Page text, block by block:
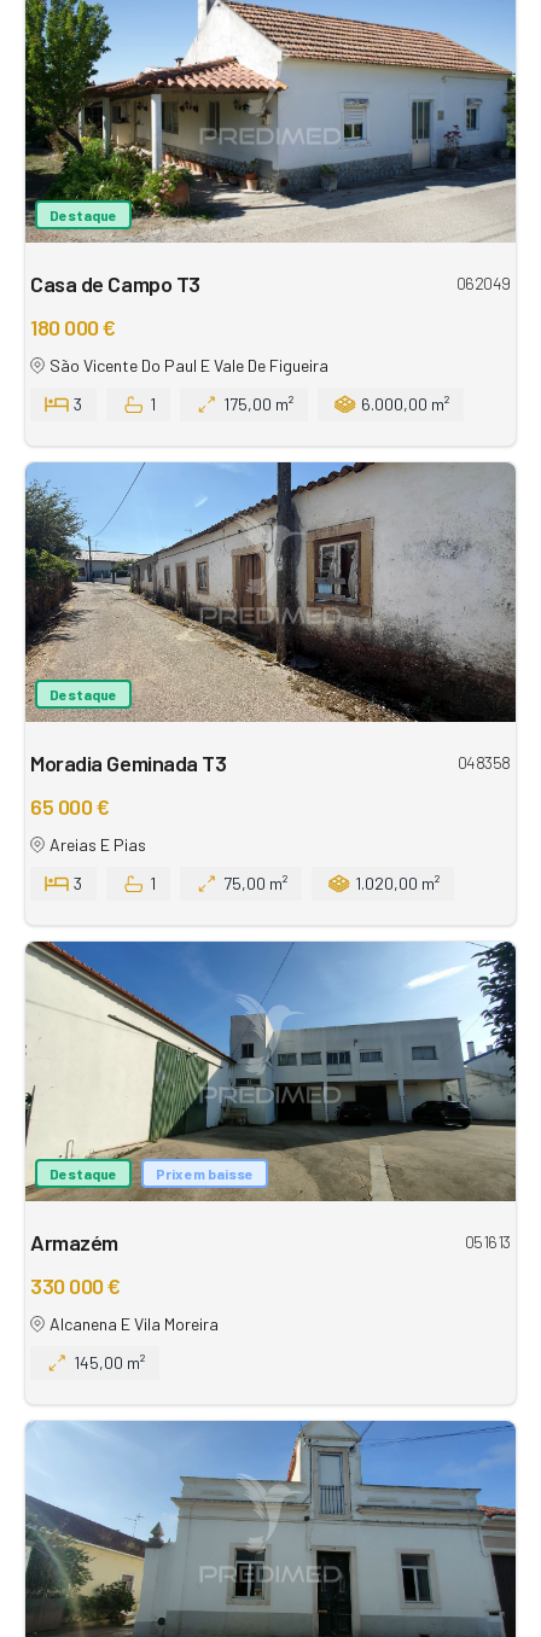
Destaque
Casa de Campo T3 062049
180 000 €
São Vicente Do Paul E Vale De Figueira
3
1 175,00 m² 6.000,00 m²
Destaque
Moradia Geminada T3 048358
65 000 €
Areias E Pias
3
1 75,00 m² 1.020,00 m²
Destaque Prix em baisse
Armazém 051613
330 000 €
Alcanena E Vila Moreira
145,00 m²